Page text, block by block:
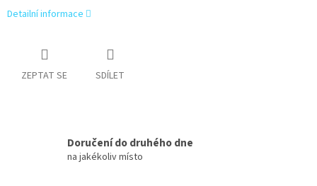
Detailní informace
ZEPTAT SE SDÍLET
Doručení do druhého dne
na jakékoliv místo